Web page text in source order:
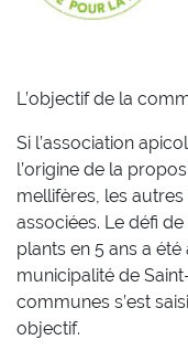
L’objectif de la
Si l’association
l’origine de la
mellifères, les
associées. Le défi
plants en 5 ans a
municipalité de
communes s’est
objectif.